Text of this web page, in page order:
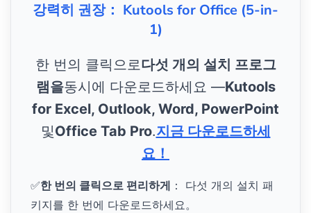
강력히 권장： Kutools for Office (5-in-
1)
한 번의 클릭으로다섯 개의 설치 프로그
램을동시에 다운로드하세요 —Kutools
for Excel, Outlook, Word, PowerPoint
및Office Tab Pro.지금 다운로드하세
요！
✅한 번의 클릭으로 편리하게 ： 다섯 개의 설치 패
키지를 한 번에 다운로드하세요。